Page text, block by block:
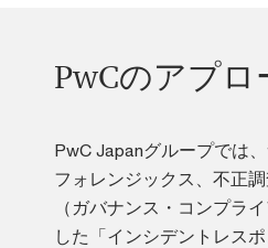
PwCのアプロ
PwC Japanグループでは
フォレンジックス、不正
（ガバナンス・コンプラ
した「インシデントレス